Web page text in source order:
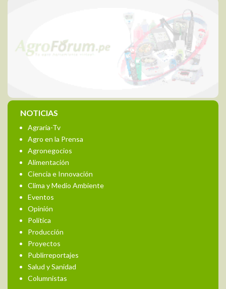
NOTICIAS
Agraria-Tv
Agro en la Prensa
Agronegocios
Alimentación
Ciencia e Innovación
Clima y Medio Ambiente
Eventos
Opinión
Política
Producción
Proyectos
Publirreportajes
Salud y Sanidad
Columnistas